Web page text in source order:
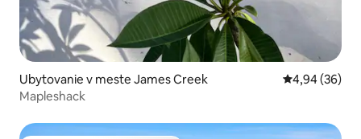
Ubytovanie v meste James Creek Priemerné
4,94 (36)
Mapleshack